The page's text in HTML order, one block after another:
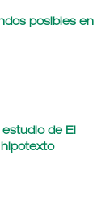
posibles en
de El